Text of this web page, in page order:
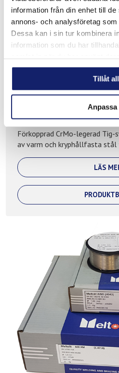
information från din enhet till
annons- och analysföretag
Dessa kan i sin tur kombinera
information som du har
Tillåt
Anpassa
Meltolit SGCrMo91
Förkopprad CrMo-legerad
av varm och kryphållfasta
LÄS